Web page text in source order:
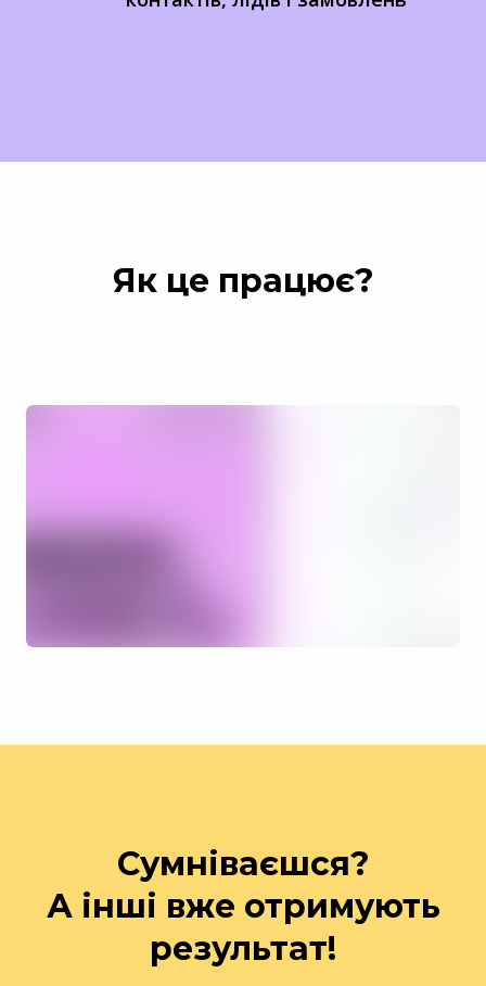
Як це працює?
Сумніваєшся?
А інші вже отримують
результат!